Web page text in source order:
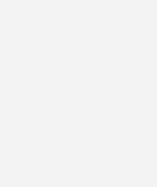
haben, und, dass
produziert werden, um
der VDKF LEC-
in Serie gefertigter
und insgesamt gering ist.
mit dem Niedrig-GWP-
aufgrund der